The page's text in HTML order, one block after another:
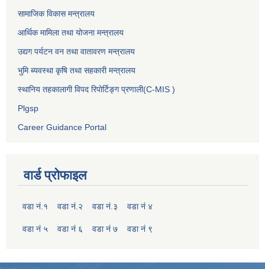
सामाजिक विकास मन्त्रालय
आर्थिक मामिला तथा योजना मन्त्रालय
उद्यग पर्यटन वन तथा वातावरण मन्त्रालय
भुमि ब्यवस्था कृषि तथा सहकारी मन्त्रालय
स्थानिय तहकालागी विपद रिपोर्टिङ्ग प्रणाली(C-MIS )
Plgsp
Career Guidance Portal
वार्ड प्रोफाइल
वडा नं.१ वडा नं.२ वडा नं.३ वडा नं ४
वडा नं ५ वडा नं ६ वडा नं ७ वडा नं ९